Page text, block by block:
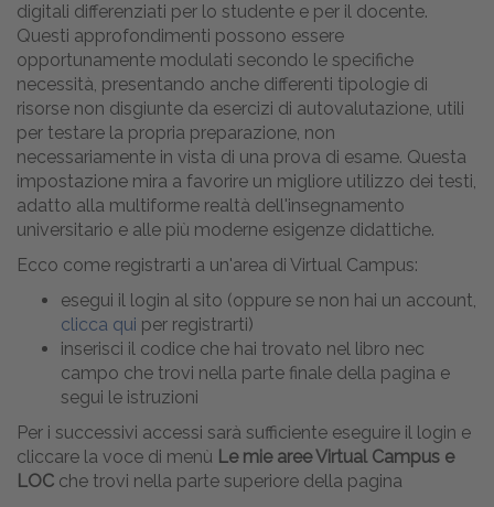
digitali differenziati per lo studente e per il docente.
Questi approfondimenti possono essere
opportunamente modulati secondo le specifiche
necessità, presentando anche differenti tipologie di
risorse non disgiunte da esercizi di autovalutazione, utili
per testare la propria preparazione, non
necessariamente in vista di una prova di esame. Questa
impostazione mira a favorire un migliore utilizzo dei testi,
adatto alla multiforme realtà dell'insegnamento
universitario e alle più moderne esigenze didattiche.
Ecco come registrarti a un'area di Virtual Campus:
esegui il login al sito (oppure se non hai un account,
clicca qui per registrarti)
inserisci il codice che hai trovato nel libro nec
campo che trovi nella parte finale della pagina e
segui le istruzioni
Per i successivi accessi sarà sufficiente eseguire il login e
cliccare la voce di menù Le mie aree Virtual Campus e
LOC che trovi nella parte superiore della pagina